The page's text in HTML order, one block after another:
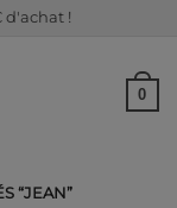
d'achat !
0
“JEAN”